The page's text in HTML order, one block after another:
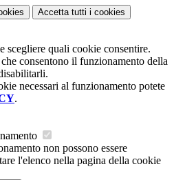
Accetta tutti i cookies
scegliere quali cookie consentire.
consentono il funzionamento della
necessari al funzionamento potete
.
non possono essere
l'elenco nella pagina della cookie